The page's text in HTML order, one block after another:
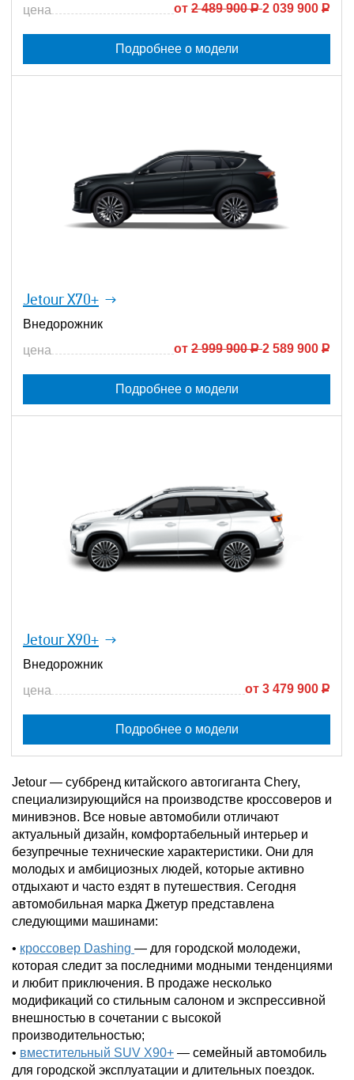
цена
от 2 489 900 Р 2 039 900 Р
Подробнее о модели
Jetour X70+
Внедорожник
цена
от 2 999 900 Р 2 589 900 Р
Подробнее о модели
Jetour X90+
Внедорожник
цена
от 3 479 900 Р
Подробнее о модели
Jetour — суббренд китайского автогиганта Chery,
специализирующийся на производстве кроссоверов и
минивэнов. Все новые автомобили отличают
актуальный дизайн, комфортабельный интерьер и
безупречные технические характеристики. Они для
молодых и амбициозных людей, которые активно
отдыхают и часто ездят в путешествия. Сегодня
автомобильная марка Джетур представлена
следующими машинами:
• кроссовер Dashing — для городской молодежи,
которая следит за последними модными тенденциями
и любит приключения. В продаже несколько
модификаций со стильным салоном и экспрессивной
внешностью в сочетании с высокой
производительностью;
• вместительный SUV X90+ — семейный автомобиль
для городской эксплуатации и длительных поездок.